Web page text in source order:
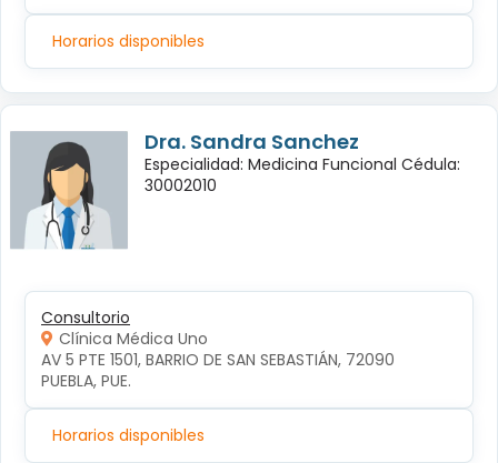
Horarios disponibles
Dra. Sandra Sanchez
Especialidad: Medicina Funcional Cédula:
30002010
Consultorio
Clínica Médica Uno
AV 5 PTE 1501, BARRIO DE SAN SEBASTIÁN, 72090
PUEBLA, PUE.
Horarios disponibles